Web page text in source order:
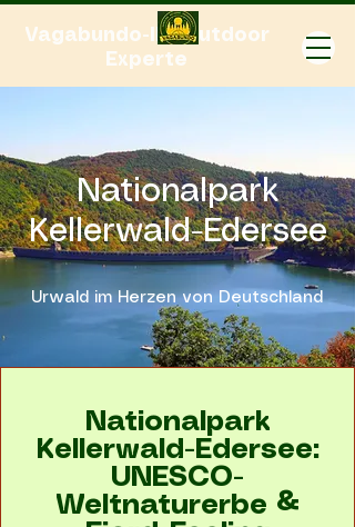
Vagabundo-Ihr Outdoor
Experte
Nationalpark
Kellerwald-Edersee
Urwald im Herzen von Deutschland
Nationalpark
Kellerwald-Edersee:
UNESCO-
Weltnaturerbe &